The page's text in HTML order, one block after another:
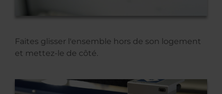
Faites glisser l'ensemble hors de son logement
et mettez-le de côté.